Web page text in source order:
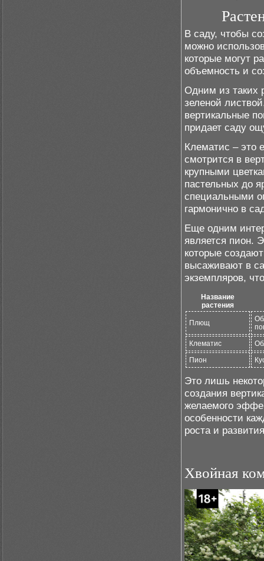
В саду, чтобы
можно
которые могут
объемность и
Одним из таких
зеленой
вертикальные
придает саду
Клематис – это
смотрится в
крупными
пастельных до
специальными
гармонично в
Еще одним
является пион.
которые
высаживают в
экземпляров,
Название
растения
Плющ
Клематис
Пион
Это лишь
создания
желаемого
особенности
роста и
Хвойная